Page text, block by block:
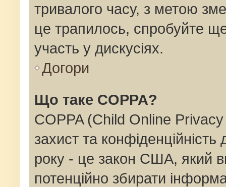
тривалого часу, з метою
це трапилось, спробуйте
участь у дискусіях.
Догори
Що таке COPPA?
COPPA (Child Online
захист та конфіденційність
року - це закон США, який
потенційно збирати